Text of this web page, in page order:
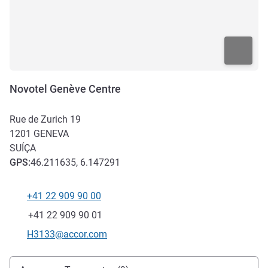
Novotel Genève Centre
Rue de Zurich 19
1201 GENEVA
SUÍÇA
GPS:46.211635, 6.147291
Telefone
+41 22 909 90 00
Fax
+41 22 909 90 01
E-mail de contacto
H3133@accor.com
Acesso e transporte